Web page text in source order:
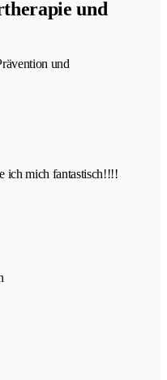
und
und
ich mich fantastisch!!!!